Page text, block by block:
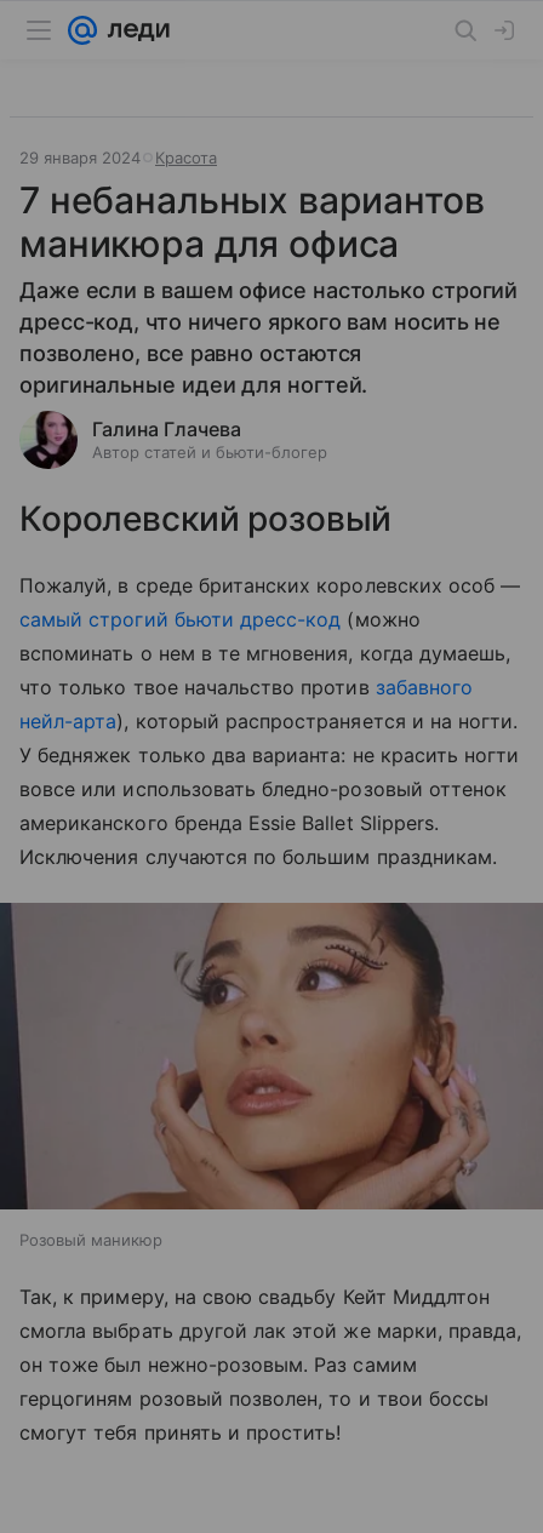
29 января 2024 Красота
7 небанальных вариантов
маникюра для офиса
Даже если в вашем офисе настолько строгий
дресс-код, что ничего яркого вам носить не
позволено, все равно остаются
оригинальные идеи для ногтей.
Галина Глачева
Автор статей и бьюти-блогер
Королевский розовый
Пожалуй, в среде британских королевских особ —
самый строгий бьюти дресс-код (можно
вспоминать о нем в те мгновения, когда думаешь,
что только твое начальство против забавного
нейл-арта), который распространяется и на ногти.
У бедняжек только два варианта: не красить ногти
вовсе или использовать бледно-розовый оттенок
американского бренда Essie Ballet Slippers.
Исключения случаются по большим праздникам.
Розовый маникюр
Так, к примеру, на свою свадьбу Кейт Миддлтон
смогла выбрать другой лак этой же марки, правда,
он тоже был нежно-розовым. Раз самим
герцогиням розовый позволен, то и твои боссы
смогут тебя принять и простить!